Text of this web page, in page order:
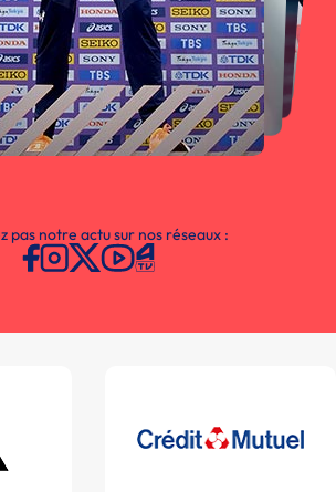
pas notre actu sur nos réseaux :